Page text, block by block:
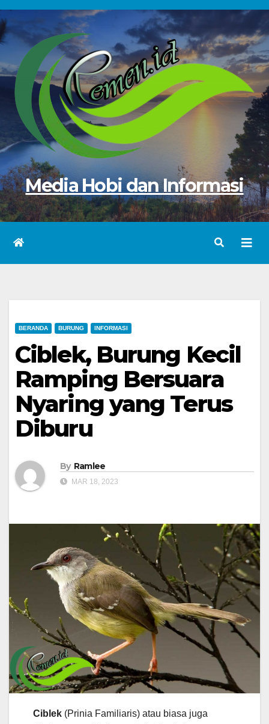
Skip
to
content
Media Hobi dan Informasi
BERANDA BURUNG INFORMASI
Ciblek, Burung Kecil
Ramping Bersuara
Nyaring yang Terus
Diburu
By Ramlee
MAR 18, 2023
Ciblek (Prinia Familiaris) atau biasa juga